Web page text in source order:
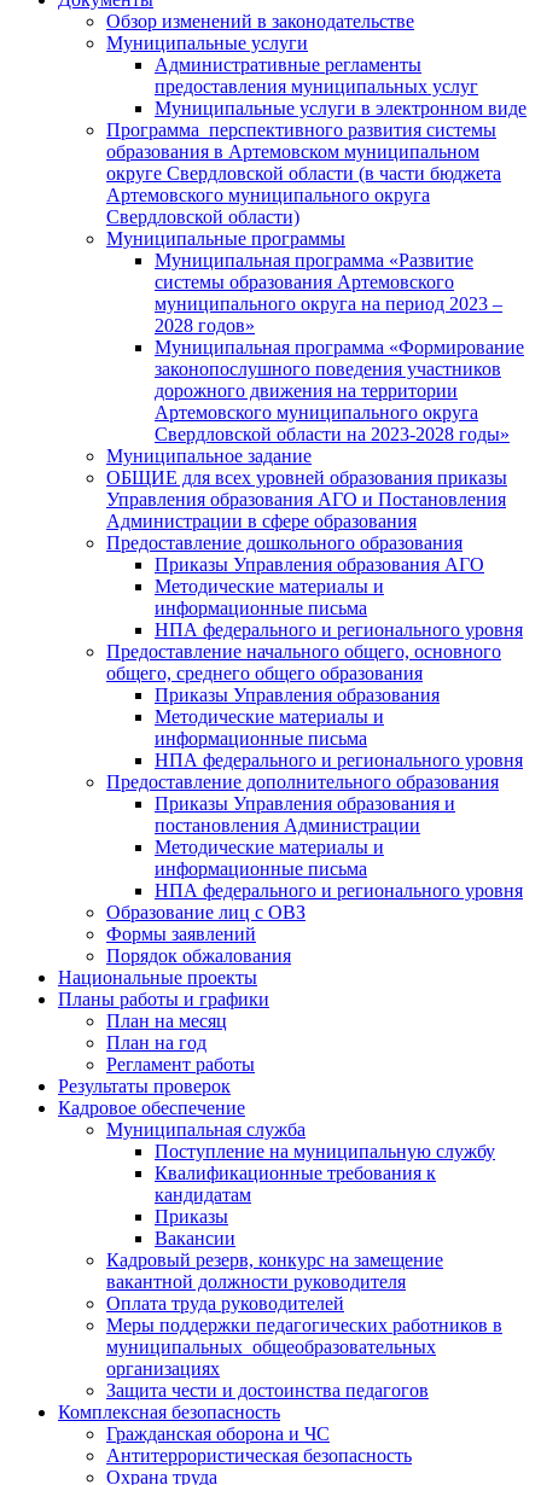
Обзор изменений в законодательстве
Муниципальные услуги
Административные регламенты
предоставления муниципальных услуг
Муниципальные услуги в электронном виде
Программа перспективного развития системы
образования в Артемовском муниципальном
округе Свердловской области (в части бюджета
Артемовского муниципального округа
Свердловской области)
Муниципальные программы
Муниципальная программа «Развитие
системы образования Артемовского
муниципального округа на период 2023 –
2028 годов»
Муниципальная программа «Формирование
законопослушного поведения участников
дорожного движения на территории
Артемовского муниципального округа
Свердловской области на 2023-2028 годы»
Муниципальное задание
ОБЩИЕ для всех уровней образования приказы
Управления образования АГО и Постановления
Администрации в сфере образования
Предоставление дошкольного образования
Приказы Управления образования АГО
Методические материалы и
информационные письма
НПА федерального и регионального уровня
Предоставление начального общего, основного
общего, среднего общего образования
Приказы Управления образования
Методические материалы и
информационные письма
НПА федерального и регионального уровня
Предоставление дополнительного образования
Приказы Управления образования и
постановления Администрации
Методические материалы и
информационные письма
НПА федерального и регионального уровня
Образование лиц с ОВЗ
Формы заявлений
Порядок обжалования
Национальные проекты
Планы работы и графики
План на месяц
План на год
Регламент работы
Результаты проверок
Кадровое обеспечение
Муниципальная служба
Поступление на муниципальную службу
Квалификационные требования к
кандидатам
Приказы
Вакансии
Кадровый резерв, конкурс на замещение
вакантной должности руководителя
Оплата труда руководителей
Меры поддержки педагогических работников в
муниципальных общеобразовательных
организациях
Защита чести и достоинства педагогов
Комплексная безопасность
Гражданская оборона и ЧС
Антитеррористическая безопасность
Охрана труда